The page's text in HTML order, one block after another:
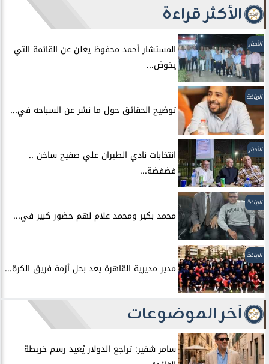
الأكثر قراءة
الأخبار
المستشار أحمد محفوظ يعلن عن القائمة التي
يخوض...
الرياضة
توضيح الحقائق حول ما نشر عن السباحه في...
الأخبار
انتخابات نادي الطيران علي صفيح ساخن ..
فضفضة...
الرياضة
محمد بكير ومحمد علام لهم حضور كبير في...
الرياضة
مدير مديرية القاهرة يعد بحل أزمة فريق الكرة...
آخر الموضوعات
سامر شقير: تراجع الدولار يُعيد رسم خريطة